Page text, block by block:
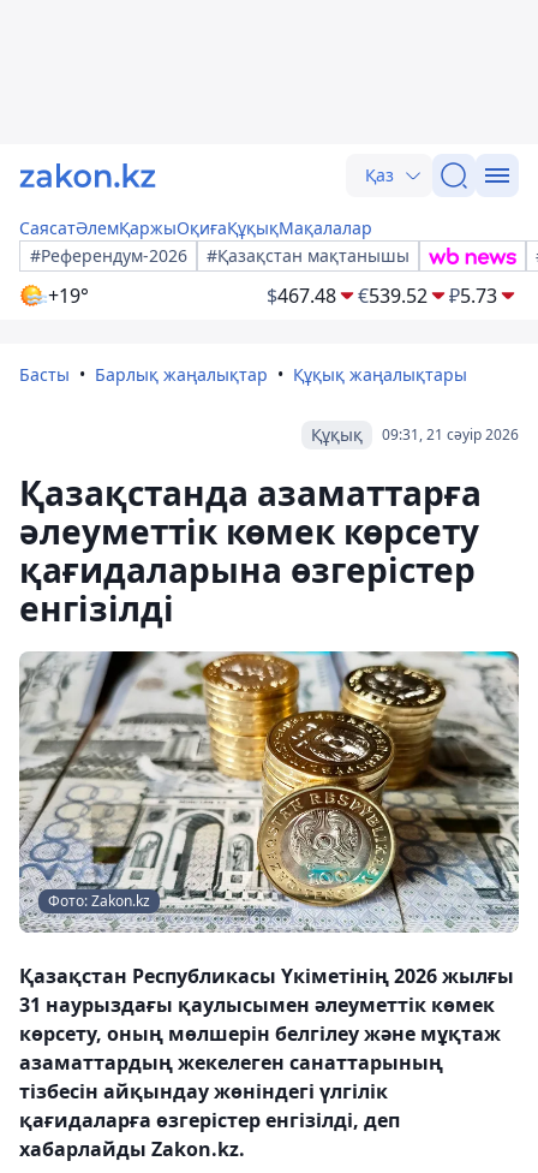
Қаз
СаясатӘлемҚаржыОқиғаҚұқықМақалалар
#Референдум-2026
#Қазақстан мақтанышы
+19° $467.48 €539.52 ₽5.73
Басты Барлық жаңалықтар Құқық жаңалықтары
09:31, 21 сәуір 2026
Құқық
Қазақстанда азаматтарға
әлеуметтік көмек көрсету
қағидаларына өзгерістер
енгізілді
Фото: Zakon.kz
Қазақстан Республикасы Үкіметінің 2026 жылғы
31 наурыздағы қаулысымен әлеуметтік көмек
көрсету, оның мөлшерін белгілеу және мұқтаж
азаматтардың жекелеген санаттарының
тізбесін айқындау жөніндегі үлгілік
қағидаларға өзгерістер енгізілді, деп
хабарлайды Zakon.kz.